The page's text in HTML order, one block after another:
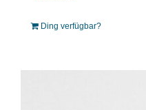
Ding verfügbar?